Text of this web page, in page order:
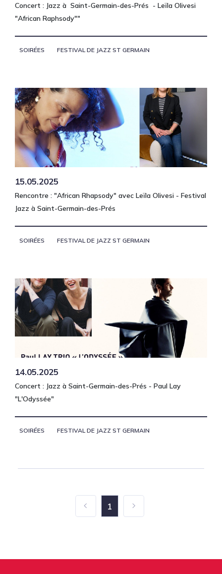
Concert : Jazz à Saint-Germain-des-Prés - Leïla Olivesi
"African Raphsody""
SOIRÉES FESTIVAL DE JAZZ ST GERMAIN
15.05.2025
Rencontre : "African Rhapsody" avec Leïla Olivesi - Festival
Jazz à Saint-Germain-des-Prés
SOIRÉES FESTIVAL DE JAZZ ST GERMAIN
14.05.2025
Concert : Jazz à Saint-Germain-des-Prés - Paul Lay
"L'Odyssée"
SOIRÉES FESTIVAL DE JAZZ ST GERMAIN
1